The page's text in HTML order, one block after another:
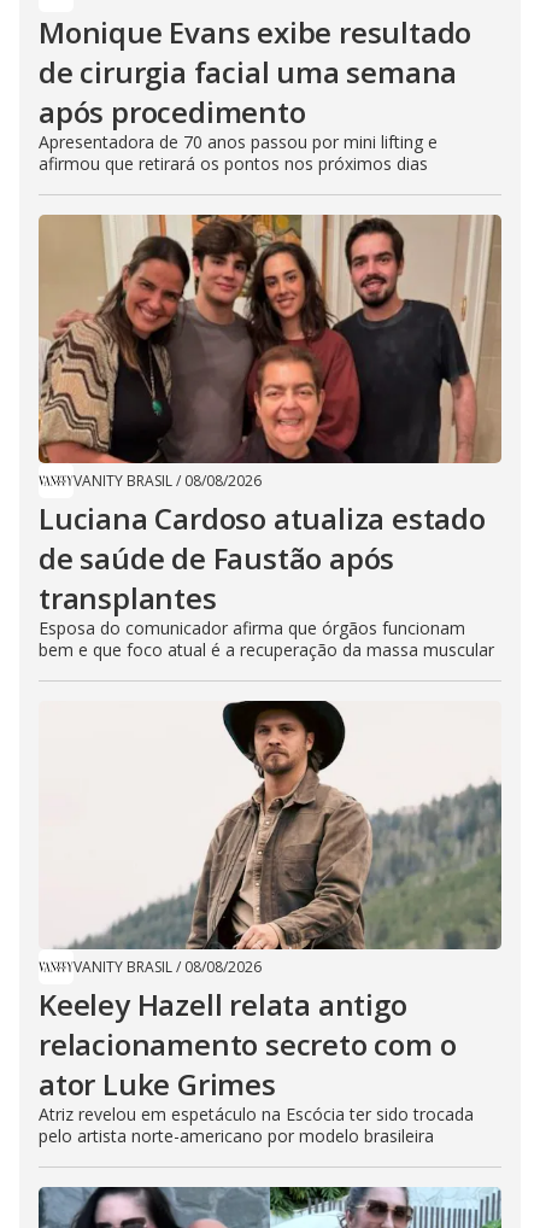
Monique Evans exibe resultado
de cirurgia facial uma semana
após procedimento
Apresentadora de 70 anos passou por mini lifting e
afirmou que retirará os pontos nos próximos dias
VANITY BRASIL/ 08/08/2026
Luciana Cardoso atualiza estado
de saúde de Faustão após
transplantes
Esposa do comunicador afirma que órgãos funcionam
bem e que foco atual é a recuperação da massa muscular
VANITY BRASIL/ 08/08/2026
Keeley Hazell relata antigo
relacionamento secreto com o
ator Luke Grimes
Atriz revelou em espetáculo na Escócia ter sido trocada
pelo artista norte-americano por modelo brasileira